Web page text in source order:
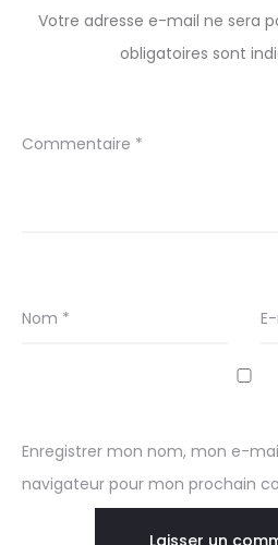
Votre adresse e-mail ne sera
obligatoires sont
Commentaire *
Nom *
Enregistrer mon nom, mon e-
navigateur pour mon prochain